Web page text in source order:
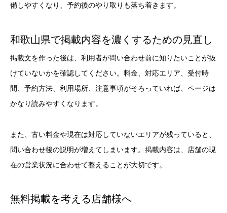
備しやすくなり、予約後のやり取りも落ち着きます。
和歌山県で掲載内容を濃くするための見直し
掲載文を作った後は、利用者が問い合わせ前に知りたいことが抜
けていないかを確認してください。料金、対応エリア、受付時
間、予約方法、利用場所、注意事項がそろっていれば、ページは
かなり読みやすくなります。
また、古い料金や現在は対応していないエリアが残っていると、
問い合わせ後の説明が増えてしまいます。掲載内容は、店舗の現
在の営業状況に合わせて整えることが大切です。
無料掲載を考える店舗様へ